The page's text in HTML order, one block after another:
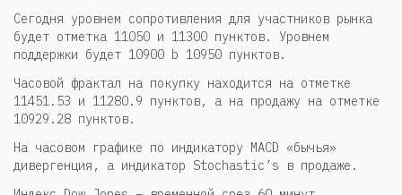
Сегодня уровнем сопротивления для участников рынка
будет отметка 11050 и 11300 пунктов. Уровнем
поддержки будет 10900 b 10950 пунктов.
Часовой фрактал на покупку находится на отметке
11451.53 и 11280.9 пунктов, а на продажу на отметке
10929.28 пунктов.
На часовом графике по индикатору MACD «бычья»
дивергенция, а индикатор Stochastic’s в продаже.